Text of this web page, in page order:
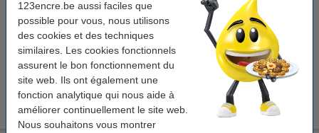
123encre.be aussi faciles que
possible pour vous, nous utilisons
des cookies et des techniques
similaires. Les cookies fonctionnels
assurent le bon fonctionnement du
site web. Ils ont également une
fonction analytique qui nous aide à
améliorer continuellement le site web.
Nous souhaitons vous montrer
Pack avantageux !
Offre : 6 x 123encre flacons de colle artisanale (100 ml)
16,50 €
Offre : 3 x 123encre flacons de colle artisanale (100 ml)
7,95 €